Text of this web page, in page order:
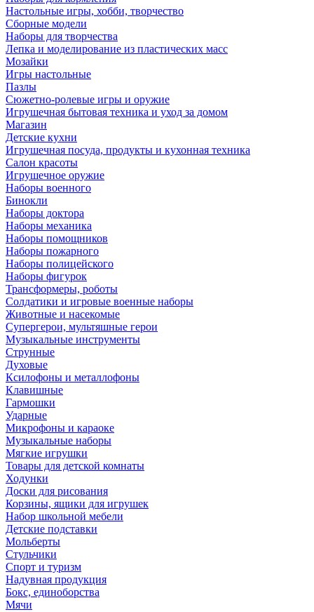
Настольные игры, хобби, творчество
Сборные модели
Наборы для творчества
Лепка и моделирование из пластических масс
Мозайки
Игры настольные
Пазлы
Сюжетно-ролевые игры и оружие
Игрушечная бытовая техника и уход за домом
Магазин
Детские кухни
Игрушечная посуда, продукты и кухонная техника
Салон красоты
Игрушечное оружие
Наборы военного
Бинокли
Наборы доктора
Наборы механика
Наборы помощников
Наборы пожарного
Наборы полицейского
Наборы фигурок
Трансформеры, роботы
Солдатики и игровые военные наборы
Животные и насекомые
Супергерои, мультяшные герои
Музыкальные инструменты
Струнные
Духовые
Ксилофоны и металлофоны
Клавишные
Гармошки
Ударные
Микрофоны и караоке
Музыкальные наборы
Мягкие игрушки
Товары для детской комнаты
Ходунки
Доски для рисования
Корзины, ящики для игрушек
Набор школьной мебели
Детские подставки
Мольберты
Стульчики
Спорт и туризм
Надувная продукция
Бокс, единоборства
Мячи